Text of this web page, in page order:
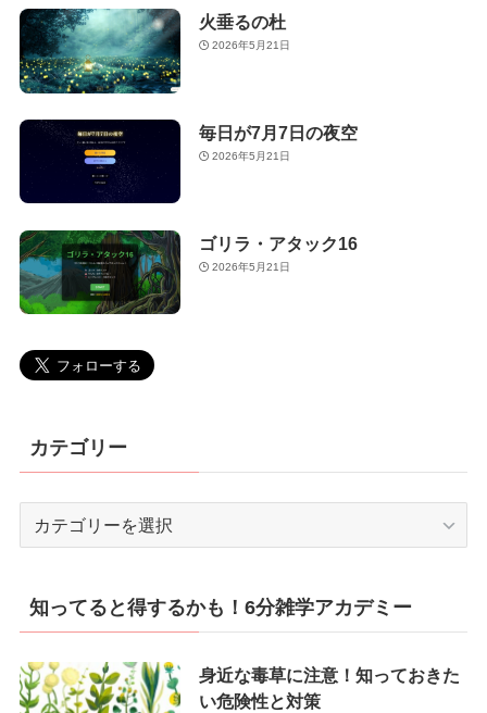
火垂るの杜
2026年5月21日
毎日が7月7日の夜空
2026年5月21日
ゴリラ・アタック16
2026年5月21日
カテゴリー
リ
ー
知ってると得するかも！6分雑学アカデミー
身近な毒草に注意！知っておきた
い危険性と対策